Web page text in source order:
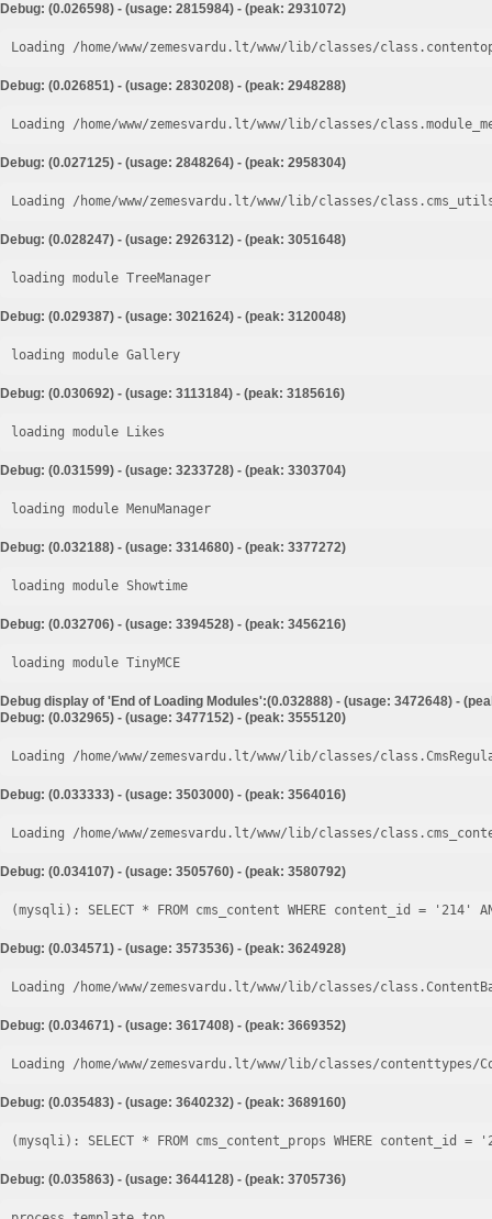
Debug: (0.026598) - (usage: 2815984) - (peak: 2931072)
Loading /home/www/zemesvardu.lt/www/lib/classes/
Debug: (0.026851) - (usage: 2830208) - (peak: 2948288)
Loading /home/www/zemesvardu.lt/www/lib/classes/
Debug: (0.027125) - (usage: 2848264) - (peak: 2958304)
Loading /home/www/zemesvardu.lt/www/lib/classes/
Debug: (0.028247) - (usage: 2926312) - (peak: 3051648)
loading module TreeManager
Debug: (0.029387) - (usage: 3021624) - (peak: 3120048)
loading module Gallery
Debug: (0.030692) - (usage: 3113184) - (peak: 3185616)
loading module Likes
Debug: (0.031599) - (usage: 3233728) - (peak: 3303704)
loading module MenuManager
Debug: (0.032188) - (usage: 3314680) - (peak: 3377272)
loading module Showtime
Debug: (0.032706) - (usage: 3394528) - (peak: 3456216)
loading module TinyMCE
Debug display of 'End of Loading Modules':(0.032888) - (usage: 3472648) -
Debug: (0.032965) - (usage: 3477152) - (peak: 3555120)
Loading /home/www/zemesvardu.lt/www/lib/classes/
Debug: (0.033333) - (usage: 3503000) - (peak: 3564016)
Loading /home/www/zemesvardu.lt/www/lib/classes/
Debug: (0.034107) - (usage: 3505760) - (peak: 3580792)
Debug: (0.034571) - (usage: 3573536) - (peak: 3624928)
Loading /home/www/zemesvardu.lt/www/lib/classes/
Debug: (0.034671) - (usage: 3617408) - (peak: 3669352)
Loading /home/www/zemesvardu.lt/www/lib/classes/
Debug: (0.035483) - (usage: 3640232) - (peak: 3689160)
Debug: (0.035863) - (usage: 3644128) - (peak: 3705736)